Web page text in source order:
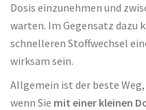
Dosis einzunehmen und
warten. Im Gegensatz dazu
schnelleren Stoffwechsel
wirksam sein.
Allgemein ist der beste
wenn Sie mit einer kleinen